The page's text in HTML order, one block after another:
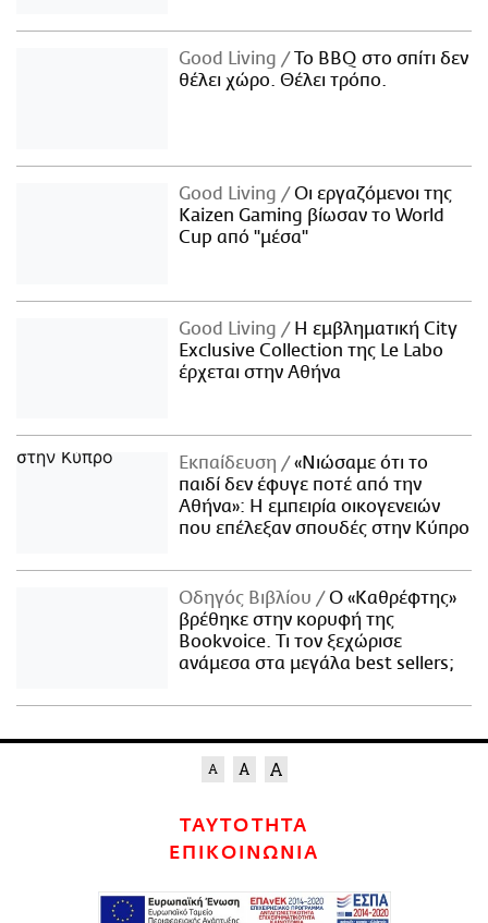
Good Living
Το BBQ στο σπίτι δεν
θέλει χώρο. Θέλει τρόπο.
Good Living
Οι εργαζόμενοι της
Kaizen Gaming βίωσαν το World
Cup από "μέσα"
Good Living
Η εμβληματική City
Exclusive Collection της Le Labo
έρχεται στην Αθήνα
Εκπαίδευση
«Νιώσαμε ότι το
παιδί δεν έφυγε ποτέ από την
Αθήνα»: Η εμπειρία οικογενειών
που επέλεξαν σπουδές στην Κύπρο
Οδηγός Βιβλίου
Ο «Καθρέφτης»
βρέθηκε στην κορυφή της
Bookvoice. Τι τον ξεχώρισε
ανάμεσα στα μεγάλα best sellers;
ΤΑΥΤΟΤΗΤΑ
ΕΠΙΚΟΙΝΩΝΙΑ